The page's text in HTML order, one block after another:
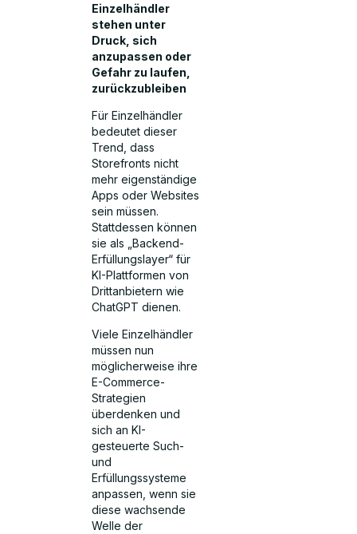
Einzelhändler
stehen unter
Druck, sich
anzupassen oder
Gefahr zu laufen,
zurückzubleiben
Für Einzelhändler
bedeutet dieser
Trend, dass
Storefronts nicht
mehr eigenständige
Apps oder Websites
sein müssen.
Stattdessen können
sie als „Backend-
Erfüllungslayer“ für
KI-Plattformen von
Drittanbietern wie
ChatGPT dienen.
Viele Einzelhändler
müssen nun
möglicherweise ihre
E-Commerce-
Strategien
überdenken und
sich an KI-
gesteuerte Such-
und
Erfüllungssysteme
anpassen, wenn sie
diese wachsende
Welle der